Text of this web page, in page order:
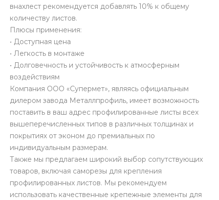
внахлест рекомендуется добавлять 10% к общему
количеству листов.
Плюсы применения:
• Доступная цена
• Легкость в монтаже
• Долговечность и устойчивость к атмосферным
воздействиям
Компания ООО «Супермет», являясь официальным
дилером завода Металлпрофиль, имеет возможность
поставить в ваш адрес профилированные листы всех
вышеперечисленных типов в различных толщинах и
покрытиях от эконом до премиальных по
индивидуальным размерам.
Также мы предлагаем широкий выбор сопутствующих
товаров, включая саморезы для крепления
профилированных листов. Мы рекомендуем
использовать качественные крепежные элементы для